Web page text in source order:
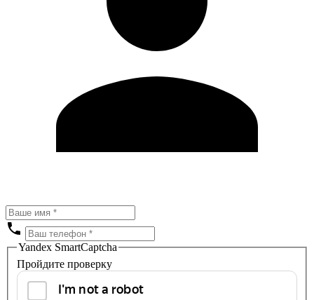
Yandex SmartCaptcha
Пройдите проверку